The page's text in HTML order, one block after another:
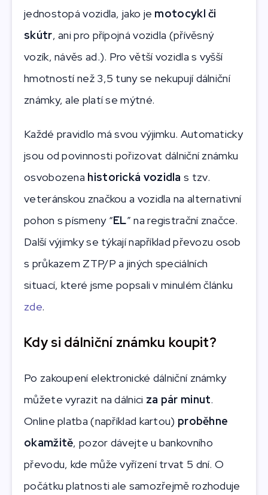
jednostopá vozidla, jako je motocykl či
skútr, ani pro přípojná vozidla (přívěsný
vozík, návěs ad.). Pro větší vozidla s vyšší
hmotností než 3,5 tuny se nekupují dálniční
známky, ale platí se mýtné.
Každé pravidlo má svou výjimku. Automaticky
jsou od povinnosti pořizovat dálniční známku
osvobozena historická vozidlas tzv.
veteránskou značkou a vozidla na alternativní
pohon s písmeny “EL” na registrační značce.
Další výjimky se týkají například převozu osob
s průkazem ZTP/P a jiných speciálních
situací, které jsme popsali v minulém článku
zde.
Kdy si dálniční známku koupit?
Po zakoupení elektronické dálniční známky
můžete vyrazit na dálnici za pár minut.
Online platba (například kartou) proběhne
okamžitě, pozor dávejte u bankovního
převodu, kde může vyřízení trvat 5 dní. O
počátku platnosti ale samozřejmě rozhoduje